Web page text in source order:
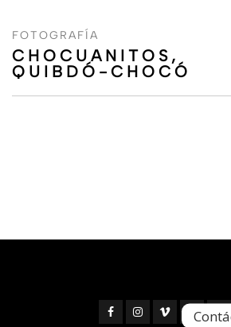
FOTOGRAFÍA
CHOCUANITOS,
QUIBDÓ-CHOCÓ